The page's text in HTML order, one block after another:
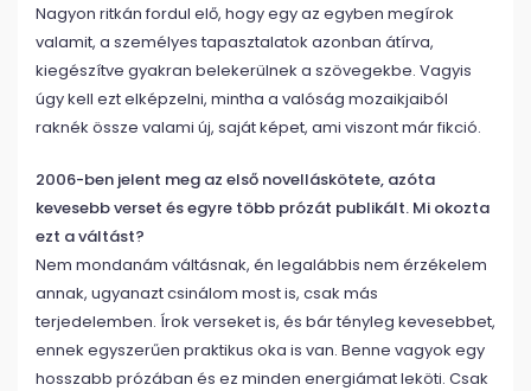
Nagyon ritkán fordul elő, hogy egy az egyben megírok
valamit, a személyes tapasztalatok azonban átírva,
kiegészítve gyakran belekerülnek a szövegekbe. Vagyis
úgy kell ezt elképzelni, mintha a valóság mozaikjaiból
raknék össze valami új, saját képet, ami viszont már fikció.
2006-ben jelent meg az első novelláskötete, azóta
kevesebb verset és egyre több prózát publikált. Mi okozta
ezt a váltást?
Nem mondanám váltásnak, én legalábbis nem érzékelem
annak, ugyanazt csinálom most is, csak más
terjedelemben. Írok verseket is, és bár tényleg kevesebbet,
ennek egyszerűen praktikus oka is van. Benne vagyok egy
hosszabb prózában és ez minden energiámat leköti. Csak